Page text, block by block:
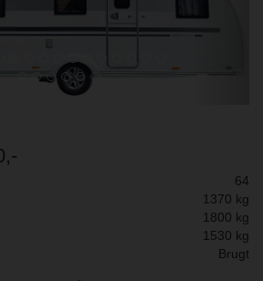
64
1370 kg
1800 kg
1530 kg
Brugt